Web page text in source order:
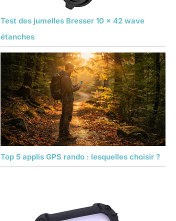
Test des jumelles Bresser 10 x 42 wave
étanches
Top 5 applis GPS rando : lesquelles choisir ?